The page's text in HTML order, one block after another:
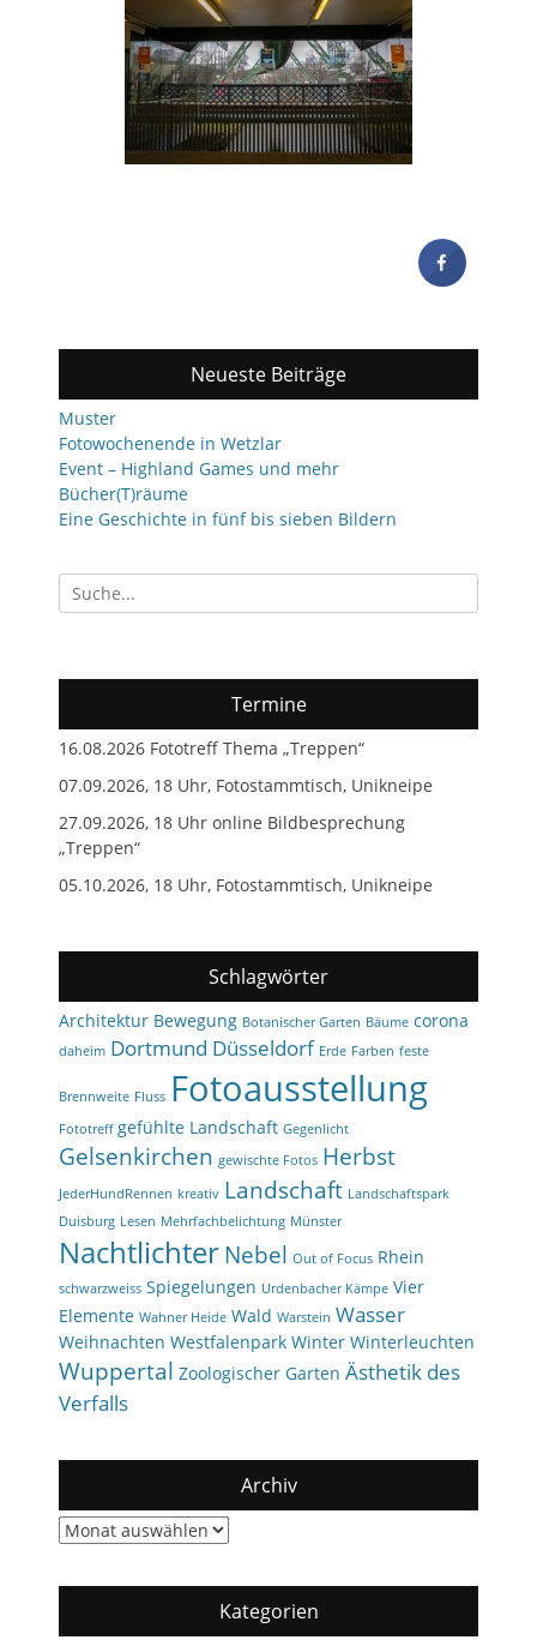
Neueste Beiträge
Muster
Fotowochenende in Wetzlar
Event – Highland Games und mehr
Bücher(T)räume
Eine Geschichte in fünf bis sieben Bildern
Suchen
nach:
Termine
16.08.2026 Fototreff Thema „Treppen“
07.09.2026, 18 Uhr, Fotostammtisch, Unikneipe
27.09.2026, 18 Uhr online Bildbesprechung
„Treppen“
05.10.2026, 18 Uhr, Fotostammtisch, Unikneipe
Schlagwörter
Architektur Bewegung Botanischer Garten Bäume corona
daheim Dortmund Düsseldorf Erde Farben feste
Brennweite Fluss Fotoausstellung
Fototreff gefühlte Landschaft Gegenlicht
Gelsenkirchen gewischte Fotos Herbst
JederHundRennen kreativ Landschaft Landschaftspark
Duisburg Lesen Mehrfachbelichtung Münster
NachtlichterNebel Out of Focus Rhein
schwarzweiss Spiegelungen Urdenbacher Kämpe Vier
Elemente Wahner Heide Wald Warstein Wasser
Weihnachten Westfalenpark Winter Winterleuchten
Wuppertal Zoologischer Garten Ästhetik des
Verfalls
Archiv
Archiv
Kategorien